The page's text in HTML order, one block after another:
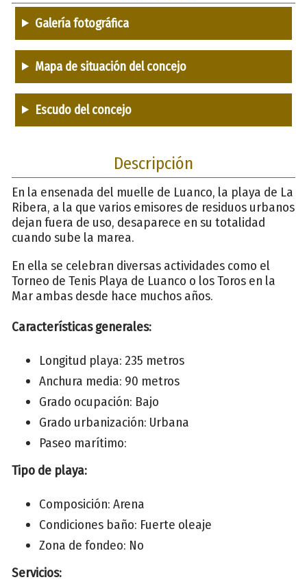
Galería fotográfica
Mapa de situación del concejo
Escudo del concejo
Descripción
En la ensenada del muelle de Luanco, la playa de La
Ribera, a la que varios emisores de residuos urbanos
dejan fuera de uso, desaparece en su totalidad
cuando sube la marea.
En ella se celebran diversas actividades como el
Torneo de Tenis Playa de Luanco o los Toros en la
Mar ambas desde hace muchos años.
Características generales:
Longitud playa: 235 metros
Anchura media: 90 metros
Grado ocupación: Bajo
Grado urbanización: Urbana
Paseo marítimo:
Tipo de playa:
Composición: Arena
Condiciones baño: Fuerte oleaje
Zona de fondeo: No
Servicios: